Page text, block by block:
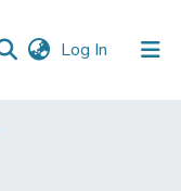
Log In (current)